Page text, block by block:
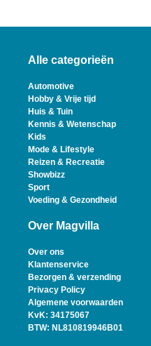
Alle categorieën
Automotive
Hobby & Vrije tijd
Huis & Tuin
Kennis & Wetenschap
Kids
Mode & Lifestyle
Reizen & Recreatie
Showbizz
Sport
Voeding & Gezondheid
Over Magvilla
Over ons
Klantenservice
Bezorgen & verzending
Privacy Policy
Algemene voorwaarden
KvK: 34175067
BTW: NL810819946B01